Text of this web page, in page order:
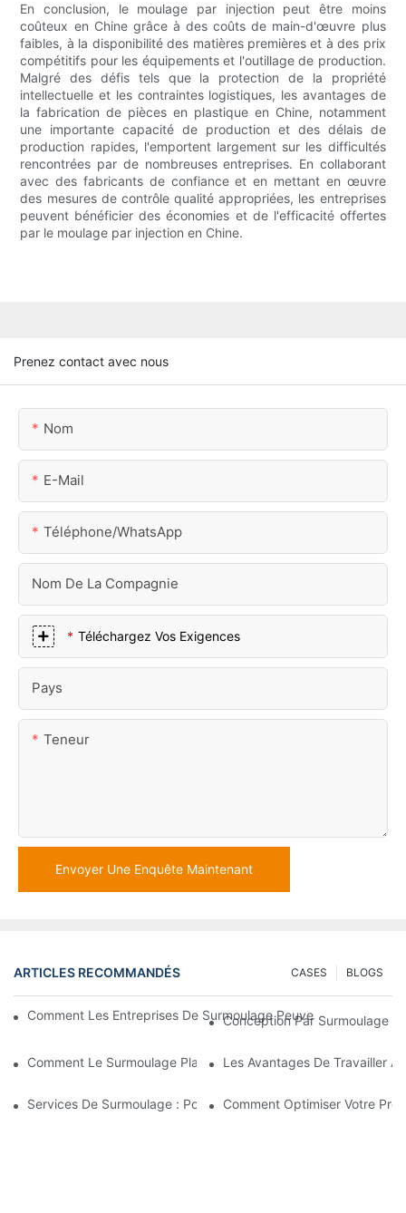
En conclusion, le moulage par injection peut être moins
coûteux en Chine grâce à des coûts de main-d'œuvre plus
faibles, à la disponibilité des matières premières et à des prix
compétitifs pour les équipements et l'outillage de production.
Malgré des défis tels que la protection de la propriété
intellectuelle et les contraintes logistiques, les avantages de
la fabrication de pièces en plastique en Chine, notamment
une importante capacité de production et des délais de
production rapides, l'emportent largement sur les difficultés
rencontrées par de nombreuses entreprises. En collaborant
avec des fabricants de confiance et en mettant en œuvre
des mesures de contrôle qualité appropriées, les entreprises
peuvent bénéficier des économies et de l'efficacité offertes
par le moulage par injection en Chine.
Prenez contact avec nous
Nom
E-Mail
Téléphone/WhatsApp
Nom De La Compagnie
Téléchargez Vos Exigences
Pays
Teneur
Envoyer Une Enquête Maintenant
ARTICLES RECOMMANDÉS BLOGS
CASES
Comment Les Entreprises De Surmoulage Peuvent Gérer Des
Conception Par Surmoulage :
Comment Le Surmoulage Plastique Est Utilisé Pour Les Pièces
Les Avantages De Travailler
Services De Surmoulage : Pourquoi C’est Le Meilleur Choix
Comment Optimiser Votre